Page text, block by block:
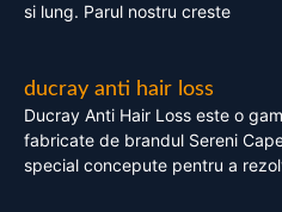
si lung. Parul nostru creste
ducray anti hair loss
Ducray Anti Hair Loss este o
fabricate de brandul Sereni
special concepute pentru a